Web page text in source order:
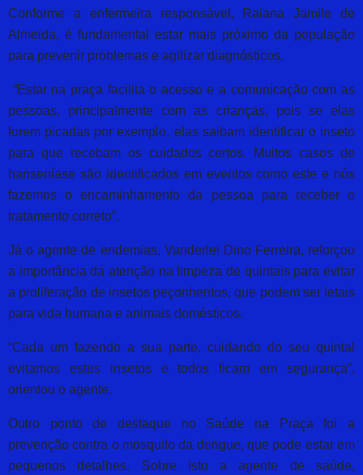
Conforme a enfermeira responsável, Raiana Jamile de
Almeida, é fundamental estar mais próximo da população
para prevenir problemas e agilizar diagnósticos.
“Estar na praça facilita o acesso e a comunicação com as
pessoas, principalmente com as crianças, pois se elas
forem picadas por exemplo, elas saibam identificar o inseto
para que recebam os cuidados certos. Muitos casos de
hanseníase são identificados em eventos como este e nós
fazemos o encaminhamento da pessoa para receber o
tratamento correto”.
Já o agente de endemias, Vanderlei Dino Ferreira, reforçou
a importância da atenção na limpeza de quintais para evitar
a proliferação de insetos peçonhentos, que podem ser letais
para vida humana e animais domésticos.
“Cada um fazendo a sua parte, cuidando do seu quintal
evitamos estes insetos e todos ficam em segurança”,
orientou o agente.
Outro ponto de destaque no Saúde na Praça foi a
prevenção contra o mosquito da dengue, que pode estar em
pequenos detalhes. Sobre isto a agente de saúde,